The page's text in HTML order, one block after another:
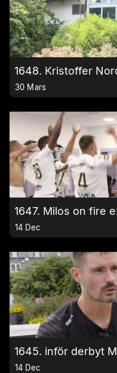
1648. Kristoffer
30 Mars
1647. Milos on fire
14 Dec
1645. inför derbyt
14 Dec